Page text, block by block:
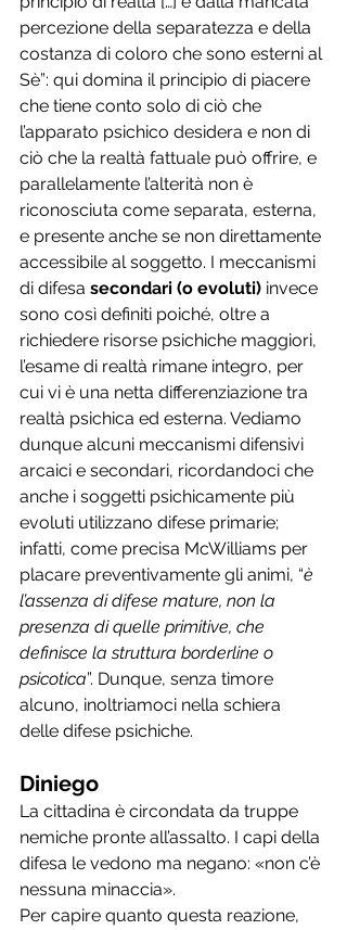
percezione della separatezza e della
costanza di coloro che sono esterni al
Sè”: qui domina il principio di piacere
che tiene conto solo di ciò che
l’apparato psichico desidera e non di
ciò che la realtà fattuale può offrire, e
parallelamente l’alterità non è
riconosciuta come separata, esterna,
e presente anche se non direttamente
accessibile al soggetto. I meccanismi
di difesa secondari (o evoluti) invece
sono così definiti poiché, oltre a
richiedere risorse psichiche maggiori,
l’esame di realtà rimane integro, per
cui vi è una netta differenziazione tra
realtà psichica ed esterna. Vediamo
dunque alcuni meccanismi difensivi
arcaici e secondari, ricordandoci che
anche i soggetti psichicamente più
evoluti utilizzano difese primarie;
infatti, come precisa McWilliams per
placare preventivamente gli animi, “è
l’assenza di difese mature, non la
presenza di quelle primitive, che
definisce la struttura borderline o
psicotica”. Dunque, senza timore
alcuno, inoltriamoci nella schiera
delle difese psichiche.
Diniego
La cittadina è circondata da truppe
nemiche pronte all’assalto. I capi della
difesa le vedono ma negano: «non c’è
nessuna minaccia».
Per capire quanto questa reazione,